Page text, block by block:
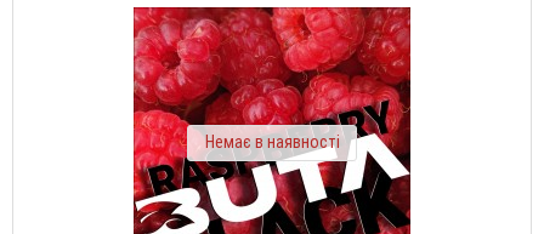
Немає в наявності